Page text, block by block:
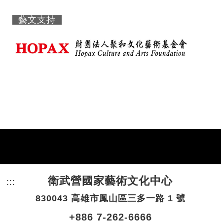
藝文支持
::: 頁尾網站資訊。
衛武營國家藝術文化中心
830043 高雄市鳳山區三多一路 1 號
+886 7-262-6666